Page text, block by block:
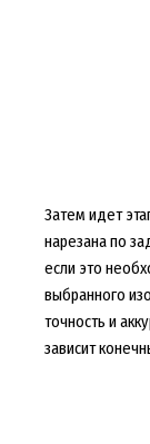
Затем идет
нарезана по
если это
выбранного
точность и
зависит